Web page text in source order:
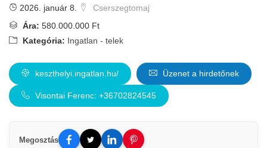
2026. január 8.
Cserszegtomaj
Ára: 580.000.000 Ft
Kategória: Ingatlan - telek
keszthelyi.ingatlan.hu/ Üzenet a hirdetőnek
Visontai Ferenc: +36702824545
Megosztás